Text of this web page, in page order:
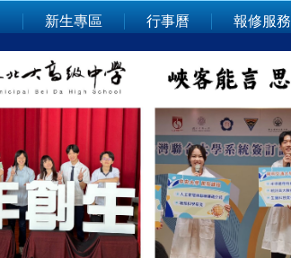
新生專區 行事曆 報修服務